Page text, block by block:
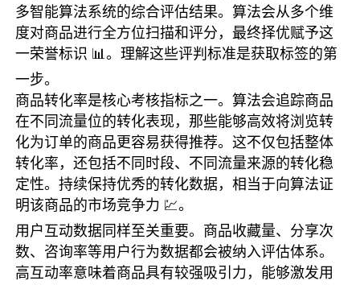
多智能算法系统的综合评估结果。算法会从多个维
度对商品进行全方位扫描和评分，最终择优赋予这
一荣誉标识 📊。理解这些评判标准是获取标签的第
一步。
商品转化率是核心考核指标之一。算法会追踪商品
在不同流量位的转化表现，那些能够高效将浏览转
化为订单的商品更容易获得推荐。这不仅包括整体
转化率，还包括不同时段、不同流量来源的转化稳
定性。持续保持优秀的转化数据，相当于向算法证
明该商品的市场竞争力 💹。
用户互动数据同样至关重要。商品收藏量、分享次
数、咨询率等用户行为数据都会被纳入评估体系。
高互动率意味着商品具有较强吸引力，能够激发用